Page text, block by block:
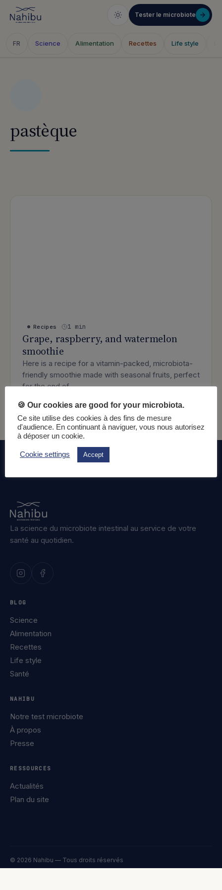
Tester le microbiote
FR Science Alimentation Recettes Life style
pastèque
Recipes 1 min
Grape, raspberry, and watermelon
smoothie
Here is a recipe for a vitamin-packed, microbiota-
friendly smoothie made with seasonal fruits, perfect
for the end of…
Lire l’article : Grape, raspberry, and watermelon
La science du microbiote intestinal au service de votre
santé au quotidien.
BLOG
Science
Alimentation
Recettes
Life style
Santé
NAHIBU
Notre test microbiote
À propos
Presse
RESSOURCES
Actualités
Plan du site
© 2026 Nahibu — Tous droits réservés
🍪 Our cookies are good for your microbiota.
Ce site utilise des cookies à des fins de mesure
d'audience. En continuant à naviguer, vous nous autorisez
à déposer un cookie.
Cookie settings Accept